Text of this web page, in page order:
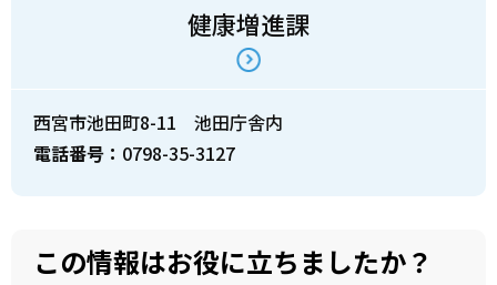
健康増進課
西宮市池田町8-11 池田庁舎内
電話番号： 0798-35-3127
この情報はお役に立ちましたか？